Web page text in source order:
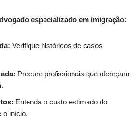
especializado em imigração:
Verifique históricos de casos
Procure profissionais que ofereçam
Entenda o custo estimado do
o início.